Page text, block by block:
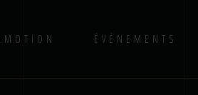
ÉVÉNEMENTS